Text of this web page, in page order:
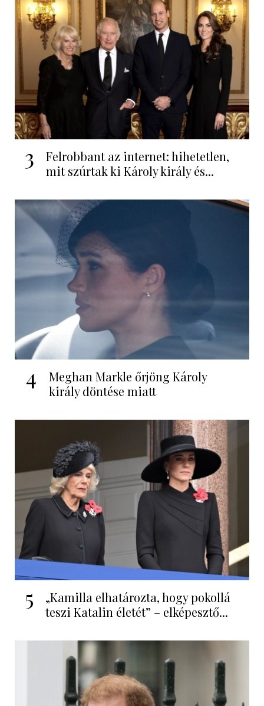
3
Felrobbant az internet: hihetetlen,
mit szúrtak ki Károly király és...
4
Meghan Markle őrjöng Károly
király döntése miatt
5
„Kamilla elhatározta, hogy pokollá
teszi Katalin életét” – elképesztő...